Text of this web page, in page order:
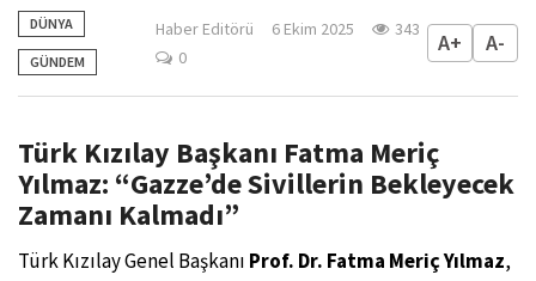
DÜNYA
GÜNDEM
Haber Editörü 6 Ekim 2025
343
0
A+ A-
Türk Kızılay Başkanı Fatma Meriç
Yılmaz: “Gazze’de Sivillerin Bekleyecek
Zamanı Kalmadı”
Türk Kızılay Genel Başkanı Prof. Dr. Fatma Meriç Yılmaz,